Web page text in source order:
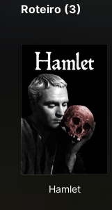
Roteiro (3)
Hamlet